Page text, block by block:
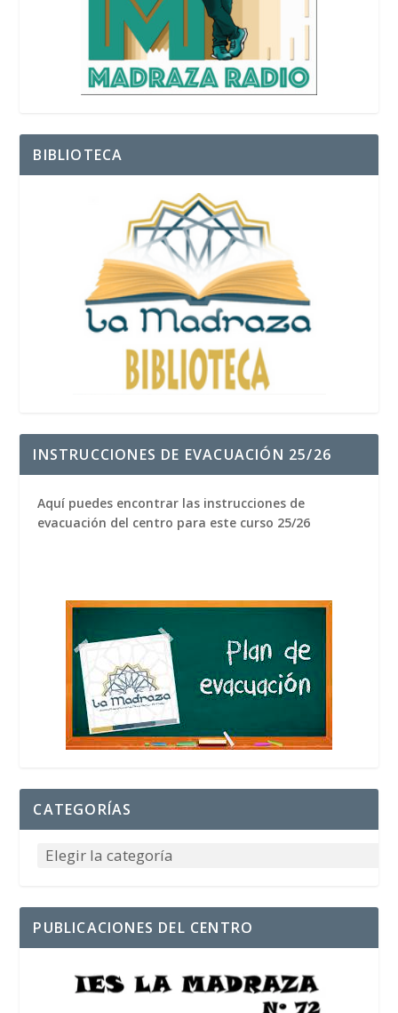
BIBLIOTECA
INSTRUCCIONES DE EVACUACIÓN 25/26
Aquí puedes encontrar las instrucciones de
evacuación del centro para este curso 25/26
CATEGORÍAS
PUBLICACIONES DEL CENTRO